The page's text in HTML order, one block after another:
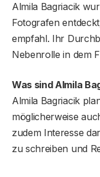
Almila Bagriacik
Fotografen
empfahl. Ihr
Nebenrolle in dem
Was sind Almila
Almila Bagriacik
möglicherweise
zudem Interesse
zu schreiben und